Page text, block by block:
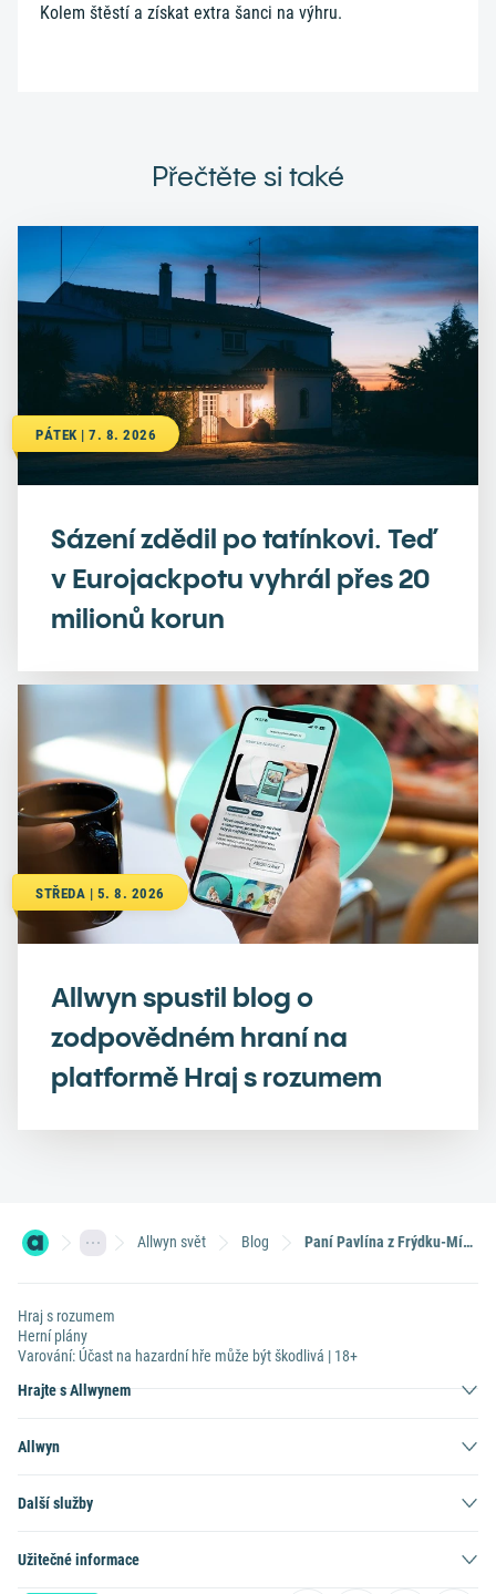
Kolem štěstí a získat extra šanci na výhru.
Přečtěte si také
PÁTEK | 7. 8. 2026
Sázení zdědil po tatínkovi. Teď
v Eurojackpotu vyhrál přes 20
milionů korun
STŘEDA | 5. 8. 2026
Allwyn spustil blog o
zodpovědném hraní na
platformě Hraj s rozumem
Allwyn svět Blog Paní Pavlína z Frýdku-Místku vyhrála v Sazka Klubu Škodu Kodiaq Sportline
Hraj s rozumem
Herní plány
Varování: Účast na hazardní hře může být škodlivá | 18+
Hrajte s Allwynem
Allwyn
Další služby
Užitečné informace